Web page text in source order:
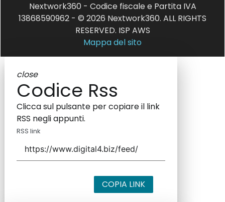
Nextwork360 - Codice fiscale e Partita IVA
13868590962 - © 2026 Nextwork360. ALL RIGHTS
RESERVED. ISP AWS
Mappa del sito
close
Codice Rss
Clicca sul pulsante per copiare il link
RSS negli appunti.
RSS link
COPIA LINK